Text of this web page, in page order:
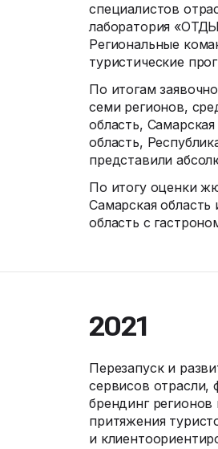
специалистов
лаборатория
Региональные
туристические
По итогам
семи регионов,
область,
область,
представили
По итогу оценки
Самарская
область с
2021
Перезапуск и
сервисов отрасли,
брендинг
притяжения
и